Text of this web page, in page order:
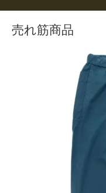
売れ筋商品